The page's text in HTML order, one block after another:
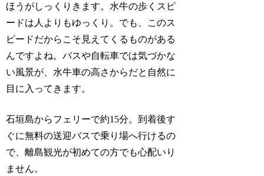
ほうがしっくりきます。水牛の歩くスピ
ードは人よりもゆっくり。でも、このス
ピードだからこそ見えてくるものがある
んですよね。バスや自転車では気づかな
い風景が、水牛車の高さからだと自然に
目に入ってきます。
石垣島からフェリーで約15分。到着後す
ぐに無料の送迎バスで乗り場へ行けるの
で、離島観光が初めての方でも心配いり
ません。